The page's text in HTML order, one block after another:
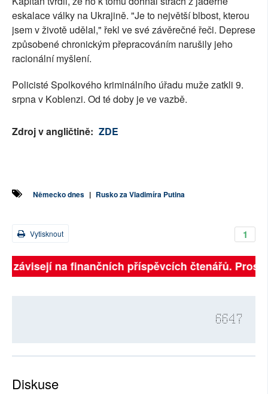
eskalace války na Ukrajině. "Je to největší blbost, kterou
jsem v životě udělal," řekl ve své závěrečné řeči. Deprese
způsobené chronickým přepracováním narušily jeho
racionální myšlení.
Policisté Spolkového kriminálního úřadu muže zatkli 9.
srpna v Koblenzi. Od té doby je ve vazbě.
Zdroj v angličtině: ZDE
Německo dnes | Rusko za Vladimíra Putina
1
Vytisknout
závisejí na finančních příspěvcích čtenářů.
6647
Diskuse